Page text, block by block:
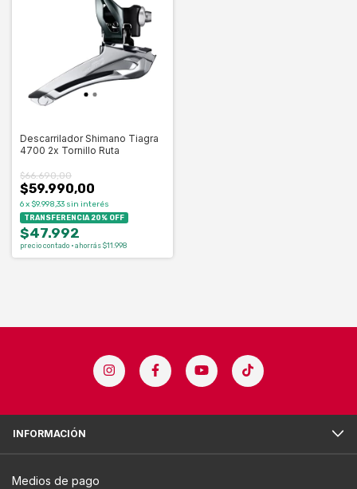
Descarrilador Shimano Tiagra
4700 2x Tornillo Ruta
$59.990,00
$66.690,00
6x $9.998,33 sin interés
TRANSFERENCIA 20% OFF
$47.992
precio contado · ahorrás $11.998
INFORMACIÓN
Medios de pago